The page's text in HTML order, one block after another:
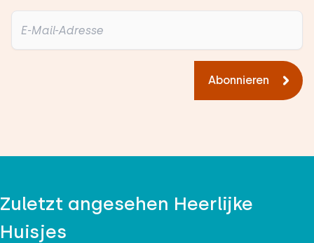
Abonnieren
Zuletzt angesehen Heerlijke
Huisjes